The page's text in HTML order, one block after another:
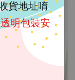
貨地址唷
明包裝安